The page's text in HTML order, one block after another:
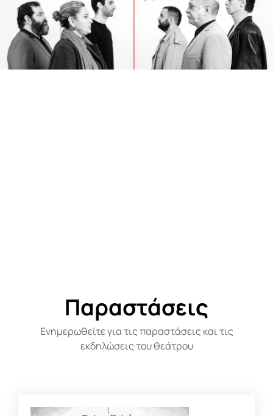
Παραστάσεις
Ενημερωθείτε για τις παραστάσεις και τις
εκδηλώσεις του θεάτρου